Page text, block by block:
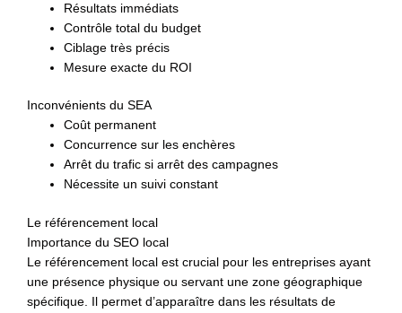
Résultats immédiats
Contrôle total du budget
Ciblage très précis
Mesure exacte du ROI
Inconvénients du SEA
Coût permanent
Concurrence sur les enchères
Arrêt du trafic si arrêt des campagnes
Nécessite un suivi constant
Le référencement local
Importance du SEO local
Le référencement local est crucial pour les entreprises ayant
une présence physique ou servant une zone géographique
spécifique. Il permet d’apparaître dans les résultats de